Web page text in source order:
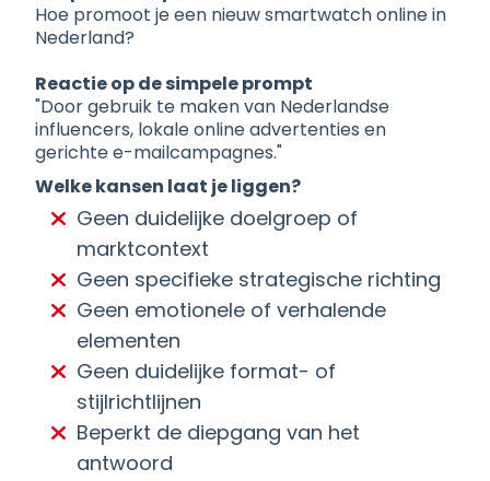
Hoe promoot je een nieuw smartwatch online in
Nederland?
Reactie op de simpele prompt
"Door gebruik te maken van Nederlandse
influencers, lokale online advertenties en
gerichte e-mailcampagnes."
Welke kansen laat je liggen?
Geen duidelijke doelgroep of
marktcontext
Geen specifieke strategische richting
Geen emotionele of verhalende
elementen
Geen duidelijke format- of
stijlrichtlijnen
Beperkt de diepgang van het
antwoord